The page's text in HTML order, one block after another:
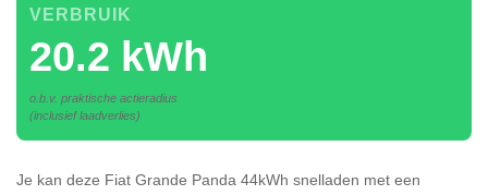
20.2 kWh
VERBRUIK
o.b.v. praktische actieradius
(inclusief laadverlies)
Je kan deze Fiat Grande Panda 44kWh snelladen met een